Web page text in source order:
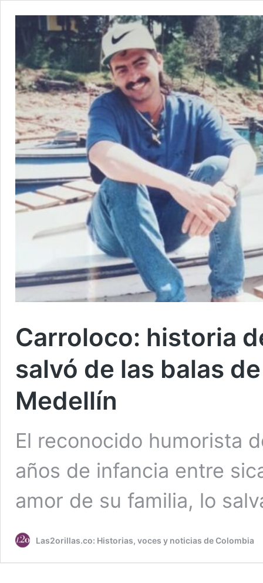
Carroloco: historia
salvó de las balas
Medellín
El reconocido humorista
años de infancia entre
amor de su familia, lo
Las2orillas.co: Historias, voces y noticias de Colombia